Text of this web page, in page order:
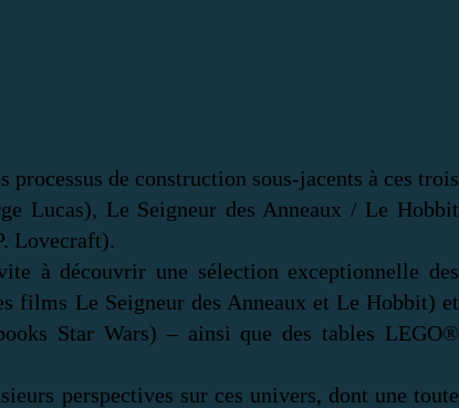
de construction sous-jacents à ces trois
Lucas), Le Seigneur des Anneaux / Le Hobbit
Lovecraft).
à découvrir une sélection exceptionnelle des
films Le Seigneur des Anneaux et Le Hobbit) et
Star Wars) – ainsi que des tables LEGO®
perspectives sur ces univers, dont une toute